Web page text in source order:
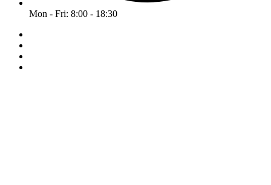
Mon - Fri: 8:00 - 18:30